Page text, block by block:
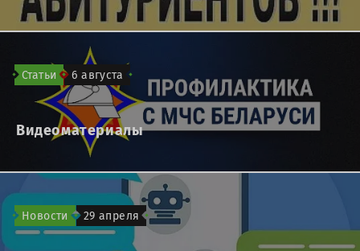
Статьи 6 августа
Видеоматериалы
Новости 29 апреля